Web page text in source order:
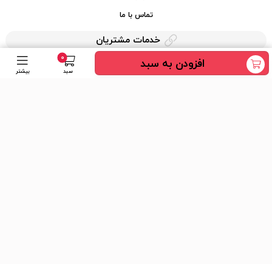
افزودن به سبد 0
سبد بیشتر
تماس با ما
خدمات مشتریان
حریم خصوصی